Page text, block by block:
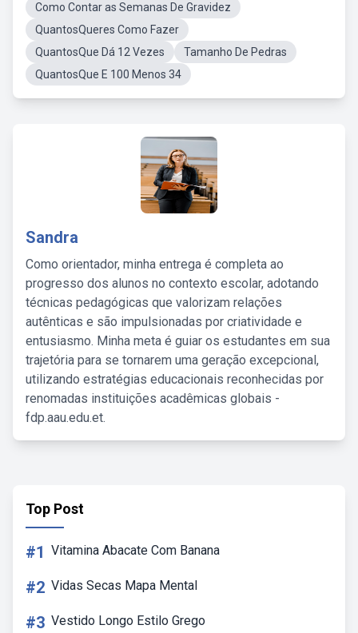
Como Contar as Semanas De Gravidez
QuantosQueres Como Fazer
QuantosQue Dá 12 Vezes
Tamanho De Pedras
QuantosQue E 100 Menos 34
Sandra
Como orientador, minha entrega é completa ao
progresso dos alunos no contexto escolar, adotando
técnicas pedagógicas que valorizam relações
autênticas e são impulsionadas por criatividade e
entusiasmo. Minha meta é guiar os estudantes em sua
trajetória para se tornarem uma geração excepcional,
utilizando estratégias educacionais reconhecidas por
renomadas instituições acadêmicas globais -
fdp.aau.edu.et.
Top Post
#1 Vitamina Abacate Com Banana
#2 Vidas Secas Mapa Mental
#3 Vestido Longo Estilo Grego